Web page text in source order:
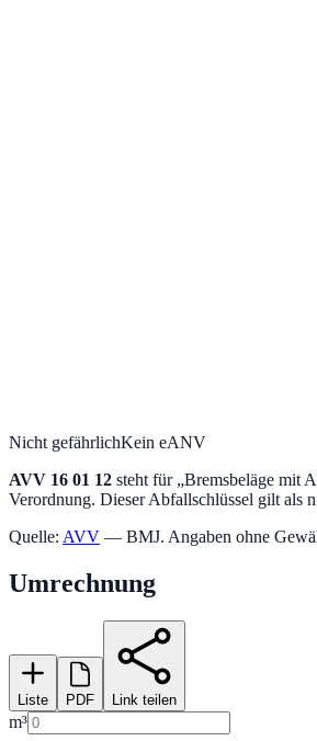
Nicht gefährlichKein eANV
AVV 16 01 12 steht für „Bremsbeläge mit
Verordnung. Dieser Abfallschlüssel gilt als
Quelle: AVV — BMJ. Angaben ohne
Umrechnung
Liste PDF Link teilen
m³